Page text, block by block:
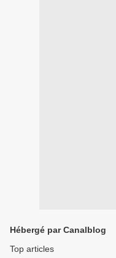
Hébergé par Canalblog
Top articles